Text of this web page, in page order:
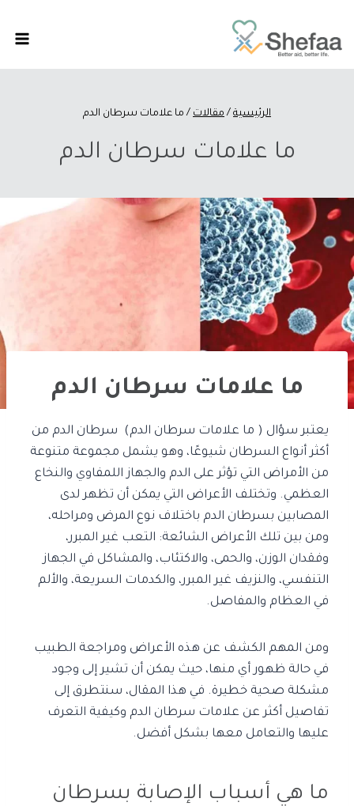
الرئيسية / مقالات / ما علامات سرطان الدم
ما علامات سرطان الدم
ما علامات سرطان الدم
يعتبر سؤال ( ما علامات سرطان الدم) سرطان الدم من
أكثر أنواع السرطان شيوعًا، وهو يشمل مجموعة متنوعة
من الأمراض التي تؤثر على الدم والجهازاللمفاوي والنخاع
العظمي. وتختلف الأعراض التي يمكن أن تظهر لدى
المصابين بسرطان الدم باختلاف نوع المرض ومراحله،
ومن بين تلك الأعراض الشائعة: التعب غير المبرر،
وفقدان الوزن، والحمى، والاكتئاب، والمشاكل في الجهاز
التنفسي، والنزيف غير المبرر، والكدمات السريعة، والألم
في العظام والمفاصل.
ومن المهم الكشف عن هذه الأعراض ومراجعة الطبيب
في حالة ظهور أي منها، حيث يمكن أن تشير إلى وجود
مشكلة صحية خطيرة. في هذا المقال، سنتطرق إلى
تفاصيل أكثر عن علامات سرطان الدم وكيفية التعرف
عليها والتعامل معها بشكل أفضل.
ما هي أسباب الإصابة بسرطان